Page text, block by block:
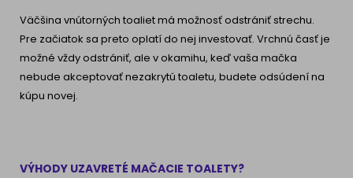
Väčšina vnútorných toaliet má možnosť odstrániť strechu.
Pre začiatok sa preto oplatí do nej investovať. Vrchnú časť je
možné vždy odstrániť, ale v okamihu, keď vaša mačka
nebude akceptovať nezakrytú toaletu, budete odsúdení na
kúpu novej.
VÝHODY UZAVRETÉ MAČACIE TOALETY?